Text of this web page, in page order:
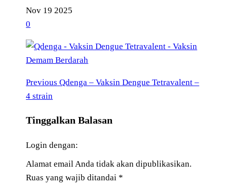
Nov 19 2025
0
Navigasi
pos
Previous
Post
Previous Qdenga – Vaksin Dengue Tetravalent –
4 strain
Tinggalkan Balasan
Login dengan:
Alamat email Anda tidak akan dipublikasikan.
Ruas yang wajib ditandai *